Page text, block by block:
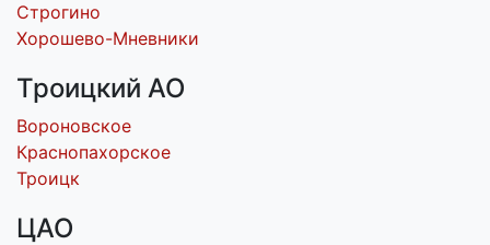
Строгино
Хорошево-Мневники
Троицкий АО
Вороновское
Краснопахорское
Троицк
ЦАО